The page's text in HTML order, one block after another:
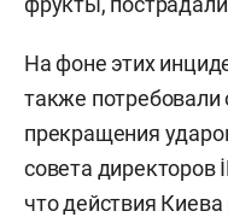
На фоне этих
также потребовали
прекращения
совета директоров
что действия